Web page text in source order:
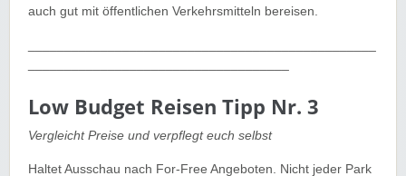
auch gut mit öffentlichen Verkehrsmitteln bereisen.
Low Budget Reisen Tipp Nr. 3
Vergleicht Preise und verpflegt euch selbst
Haltet Ausschau nach For-Free Angeboten. Nicht jeder Park